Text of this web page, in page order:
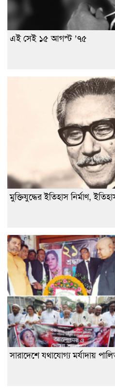
এই সেই ১৫ আগস্ট ’৭৫
মুক্তিযুদ্ধের ইতিহাস নির্মাণ,
সারাদেশে যথাযোগ্য মর্যাদায়